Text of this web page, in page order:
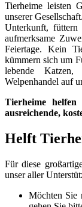
Tierheime leisten
unserer
Unterkunft,
aufmerksame
Feiertage. Kein
kümmern sich um
lebende
Welpenhandel auf
Tierheime
ausreichende,
Helft
Für diese
unser aller
Möchten Sie